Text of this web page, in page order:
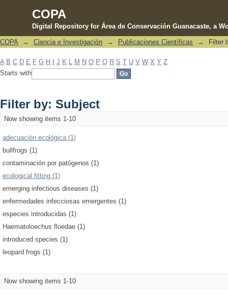
COPA
Digital Repository for Área de Conservación Guanacaste, a
Filter by: Subject
COPA → Ciencia e Investigación → Publicaciones Científicas → Filter
A B C D E F G H J K M N O P Q R S T U V W X Y Z
Starts with
Filter by: Subject
Now showing items 1-10
adecuación ecológica (1)
bullfrogs (1)
contaminación por patógenos (1)
ecological fitting (1)
emerging infectious diseases (1)
enfermedades infecciosas emergentes (1)
especies introducidas (1)
Haematoloechus floedae (1)
introduced species (1)
leopard frogs (1)
Now showing items 1-10